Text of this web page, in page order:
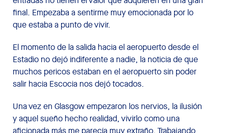
final. Empezaba a sentirme muy emocionada por lo
que estaba a punto de vivir.
El momento de la salida hacia el aeropuerto desde el
Estadio no dejó indiferente a nadie, la noticia de que
muchos pericos estaban en el aeropuerto sin poder
salir hacia Escocia nos dejó tocados.
Una vez en Glasgow empezaron los nervios, la ilusión
y aquel sueño hecho realidad, vivirlo como una
aficionada más me parecía muy extraño. Trabajando